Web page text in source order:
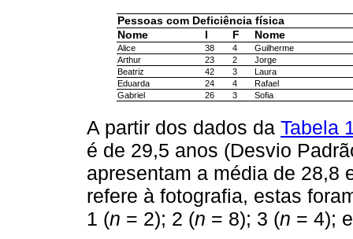
Pessoas com Deficiência física
Nome
F Nome
Alice 38 4
Guilherme
Arthur
23 2
Jorge
Beatriz
42 3
Laura
Eduarda
24 4
Rafael
Gabriel
26 3 Sofia
A partir dos dados da Tabela
é de 29,5 anos (Desvio
apresentam a média de 28,8
refere à fotografia, estas
1 (n = 2); 2 (n = 8); 3 (n = 4);